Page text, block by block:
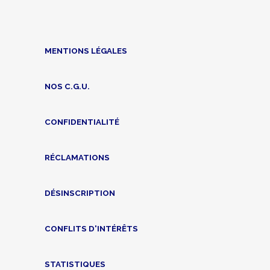
MENTIONS LÉGALES
NOS C.G.U.
CONFIDENTIALITÉ
RÉCLAMATIONS
DÉSINSCRIPTION
CONFLITS D'INTÉRÊTS
STATISTIQUES